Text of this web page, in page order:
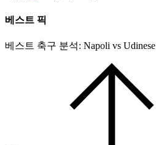
베스트 픽
베스트 축구 분석: Napoli vs Udinese